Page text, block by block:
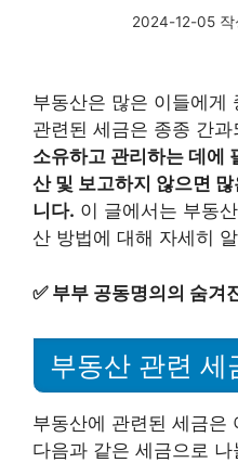
2024-12-05 작
부동산은 많은 이들에게
관련된 세금은 종종 간
소유하고 관리하는 데에
산 및 보고하지 않으면
니다. 이 글에서는 부동
산 방법에 대해 자세히
✅ 부부 공동명의의 숨겨
부동산 관련 세
부동산에 관련된 세금은
다음과 같은 세금으로